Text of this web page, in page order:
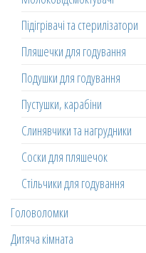
Підігрівачі та стерилізатори
Пляшечки для годування
Подушки для годування
Пустушки, карабіни
Слинявчики та нагрудники
Соски для пляшечок
Стільчики для годування
Головоломки
Дитяча кімната